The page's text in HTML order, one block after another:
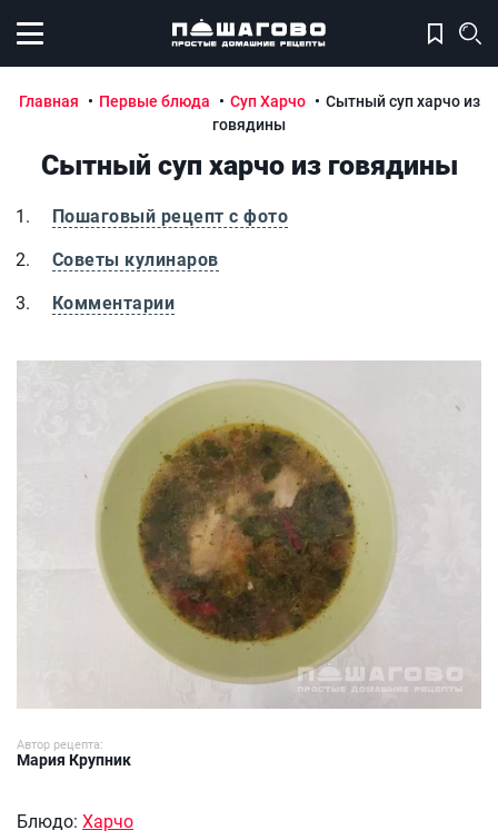
Открыть меню
Главная Первые блюда Суп Харчо
Сытный суп харчо из
говядины
Сытный суп харчо из говядины
Пошаговый рецепт с фото
Советы кулинаров
Комментарии
Автор рецепта:
Мария Крупник
Блюдо: Харчо